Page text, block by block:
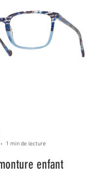
1 min de lecture
enfant